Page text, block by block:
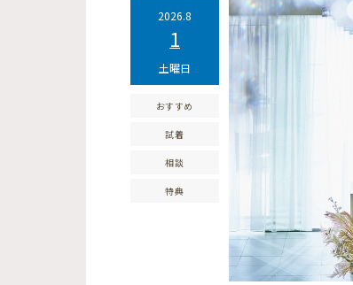
2026.8
1
土曜日
おすすめ
試着
相談
特典